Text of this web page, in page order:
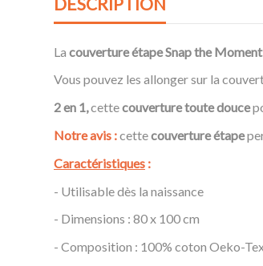
La couverture étape Snap the
Vous pouvez les allonger sur la
2 en 1,cettecouverture toute douce
Notre avis :cettecouverture étape
Caractéristiques :
- Utilisable dès la naissance
- Dimensions : 80 x 100 cm
- Composition : 100% coton Oeko-